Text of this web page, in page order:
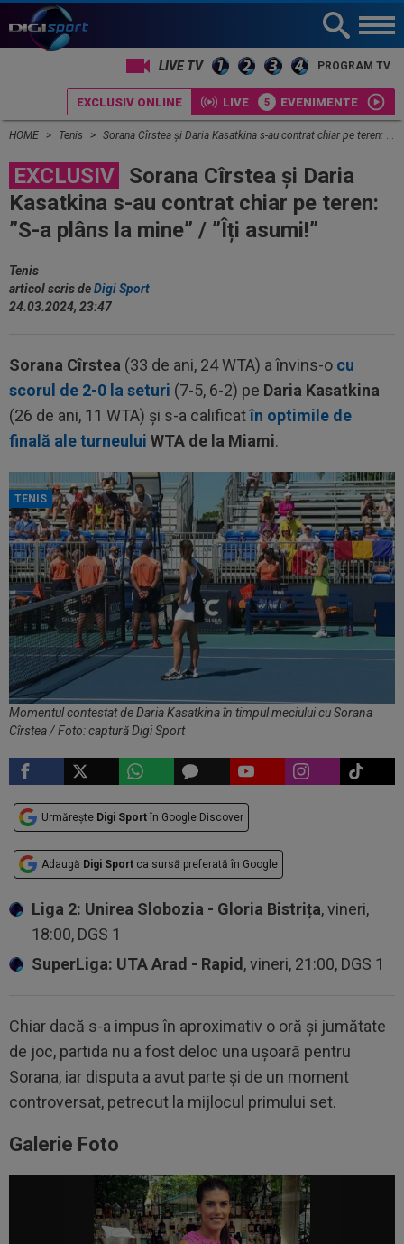
PROGRAM TV
EXCLUSIV ONLINE LIVE EVENIMENTE
HOME Tenis Sorana Cîrstea și Daria Kasatkina s-au contrat chiar pe teren: ”S-a plâns la mine” / ”Îți asumi!”
EXCLUSIV
Sorana Cîrstea și Daria
Kasatkina s-au contrat chiar pe teren:
”S-a plâns la mine” / ”Îți asumi!”
Tenis
articol scris deDigi Sport
24.03.2024, 23:47
Sorana Cîrstea (33 de ani, 24 WTA) a învins-o cu
scorul de 2-0 la seturi (7-5, 6-2) pe Daria Kasatkina
(26 de ani, 11 WTA) și s-a calificatîn optimile de
finală ale turneului WTA de la Miami.
TENIS
Momentul contestat de Daria Kasatkina în timpul meciului cu Sorana
Cîrstea / Foto: captură Digi Sport
Urmărește Digi Sport în Google Discover
Adaugă Digi Sport ca sursă preferată în Google
Liga 2: Unirea Slobozia - Gloria Bistrița, vineri,
18:00, DGS 1
SuperLiga: UTA Arad - Rapid, vineri, 21:00, DGS 1
Chiar dacă s-a impus în aproximativ o oră și jumătate
de joc, partida nu a fost deloc una ușoară pentru
Sorana, iar disputa a avut parte și de un moment
controversat, petrecut la mijlocul primului set.
Galerie Foto